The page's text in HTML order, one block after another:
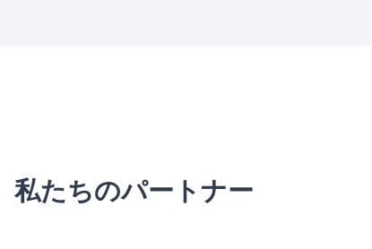
私たちのパートナー